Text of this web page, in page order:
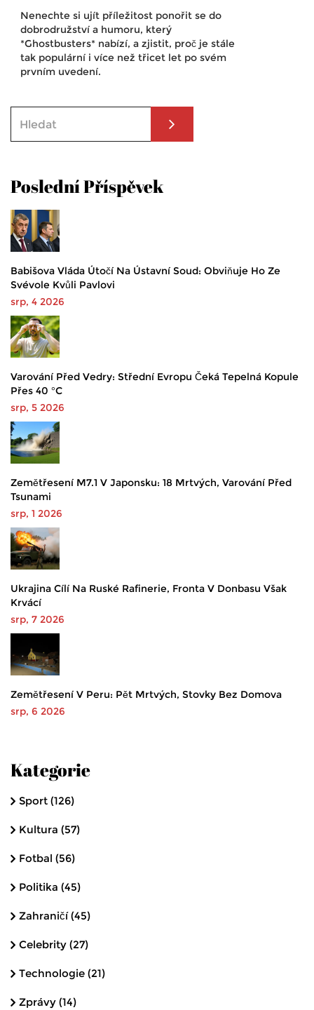
Nenechte si ujít příležitost ponořit se do
dobrodružství a humoru, který
*Ghostbusters* nabízí, a zjistit, proč je stále
tak populární i více než třicet let po svém
prvním uvedení.
Poslední Příspěvek
Babišova Vláda Útočí Na Ústavní Soud: Obviňuje Ho Ze
Svévole Kvůli Pavlovi
srp, 4 2026
Varování Před Vedry: Střední Evropu Čeká Tepelná Kopule
Přes 40 °C
srp, 5 2026
Zemětřesení M7.1 V Japonsku: 18 Mrtvých, Varování Před
Tsunami
srp, 1 2026
Ukrajina Cílí Na Ruské Rafinerie, Fronta V Donbasu Však
Krvácí
srp, 7 2026
Zemětřesení V Peru: Pět Mrtvých, Stovky Bez Domova
srp, 6 2026
Kategorie
Sport (126)
Kultura (57)
Fotbal (56)
Politika (45)
Zahraničí(45)
Celebrity (27)
Technologie (21)
Zprávy (14)